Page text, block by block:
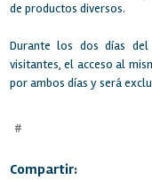
de productos diversos.
Durante los dos días
visitantes, el acceso al
por ambos días y será
#
Compartir: